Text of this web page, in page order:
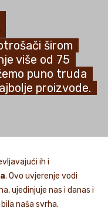
širom
više od 75
puno truda
proizvode.
ih i
. Ovo uvjerenje vodi
ujedinjuje nas i danas i
naša svrha.